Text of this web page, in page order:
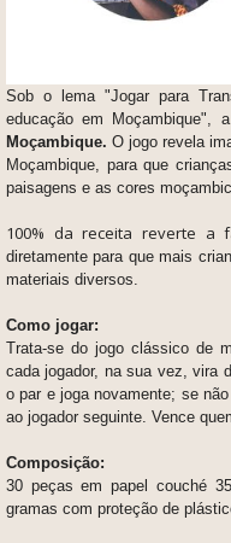
Sob o lema "Jogar para
educação em Moçambique",
Moçambique. O jogo revela
Moçambique, para que
paisagens e as cores
100% da receita reverte a
diretamente para que mais
materiais diversos.
Como jogar:
Trata-se do jogo clássico de
cada jogador, na sua vez, vira
o par e joga novamente; se
ao jogador seguinte. Vence
Composição:
30 peças em papel couché
gramas com proteção de